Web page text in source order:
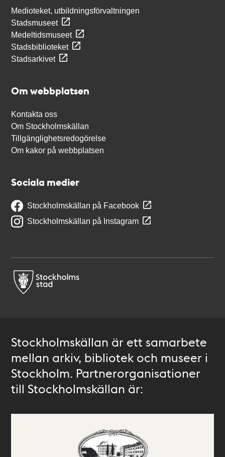
Medioteket, utbildningsförvaltningen
Stadsmuseet
Medeltidsmuseet
Stadsbiblioteket
Stadsarkivet
Om webbplatsen
Kontakta oss
Om Stockholmskällan
Tillgänglighetsredogörelse
Om kakor på webbplatsen
Sociala medier
Stockholmskällan på Facebook
Stockholmskällan på Instagram
Stockholmskällan är ett samarbete
mellan arkiv, bibliotek och museer i
Stockholm. Partnerorganisationer
till Stockholmskällan är: